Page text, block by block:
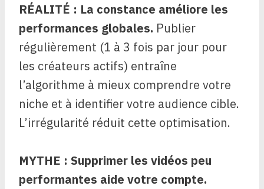
RÉALITÉ : La constance améliore les
performances globales. Publier
régulièrement (1 à 3 fois par jour pour
les créateurs actifs) entraîne
l’algorithme à mieux comprendre votre
niche et à identifier votre audience cible.
L’irrégularité réduit cette optimisation.
MYTHE : Supprimer les vidéos peu
performantes aide votre compte.